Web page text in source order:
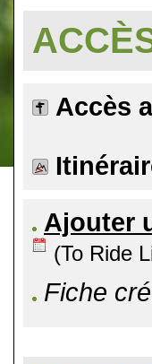
Accès
Ajouter
(To Ride
Fiche